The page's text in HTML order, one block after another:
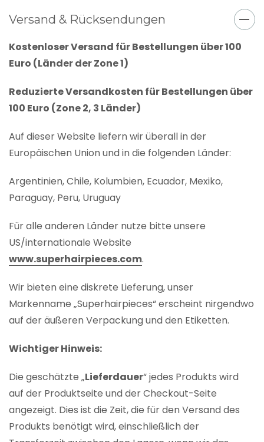
Versand & Rücksendungen
Kostenloser Versand für Bestellungen über 100
Euro (Länder der Zone 1)
Reduzierte Versandkosten für Bestellungen über
100 Euro (Zone 2, 3 Länder)
Auf dieser Website liefern wir überall in der
Europäischen Union und in die folgenden Länder:
Argentinien, Chile, Kolumbien, Ecuador, Mexiko,
Paraguay, Peru, Uruguay
Für alle anderen Länder nutze bitte unsere
US/internationale Website
www.superhairpieces.com.
Wir bieten eine diskrete Lieferung, unser
Markenname „Superhairpieces“ erscheint nirgendwo
auf der äußeren Verpackung und den Etiketten.
Wichtiger Hinweis:
Die geschätzte „Lieferdauer“ jedes Produkts wird
auf der Produktseite und der Checkout-Seite
angezeigt. Dies ist die Zeit, die für den Versand des
Produkts benötigt wird, einschließlich der